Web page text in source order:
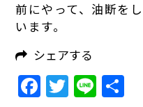
前にやって、油断を
います。
シェアする
Facebook
Twitter
Line